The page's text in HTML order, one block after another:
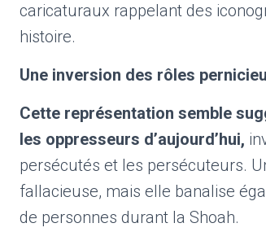
caricaturaux rappelant des
histoire.
Une inversion des rôles
Cette représentation semble
les oppresseurs d’aujourd’hui,
persécutés et les persécuteurs.
fallacieuse, mais elle banalise
de personnes durant la Shoah.​